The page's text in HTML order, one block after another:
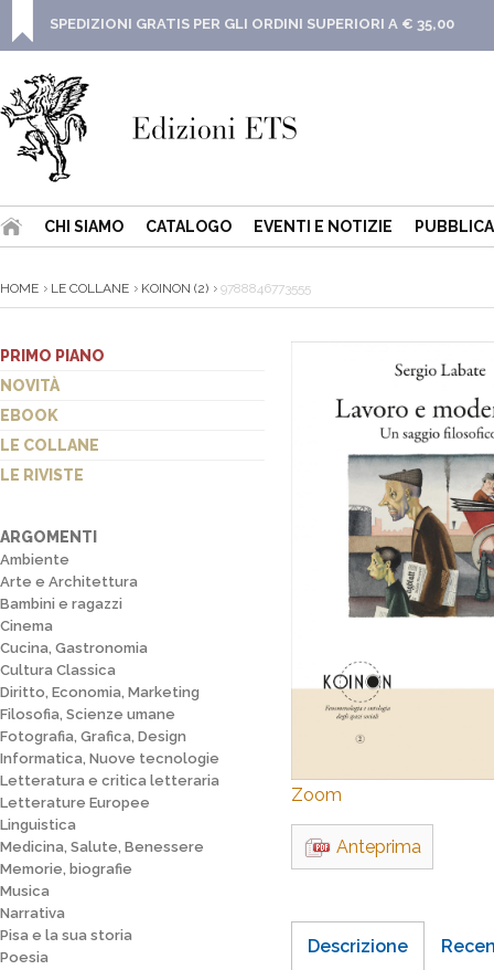
SPEDIZIONI GRATIS PER GLI ORDINI SUPERIORI A € 35,00
CHI SIAMO CATALOGO EVENTI E NOTIZIE
HOME LE COLLANE KOINON (2) 9788846773555
PRIMO PIANO
NOVITÀ
EBOOK
LE COLLANE
LE RIVISTE
ARGOMENTI
Ambiente
Arte e Architettura
Bambini e ragazzi
Cinema
Cucina, Gastronomia
Cultura Classica
Diritto, Economia, Marketing
Filosofia, Scienze umane
Fotografia, Grafica, Design
Informatica, Nuove tecnologie
Letteratura e critica letteraria
Letterature Europee
Linguistica
Medicina, Salute, Benessere
Memorie, biografie
Musica
Narrativa
Pisa e la sua storia
Poesia
Zoom
Anteprima
Descrizione